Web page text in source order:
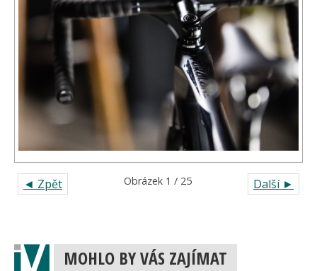
◄ Zpět Další ►
Obrázek 1 / 25
MOHLO BY VÁS ZAJÍMAT